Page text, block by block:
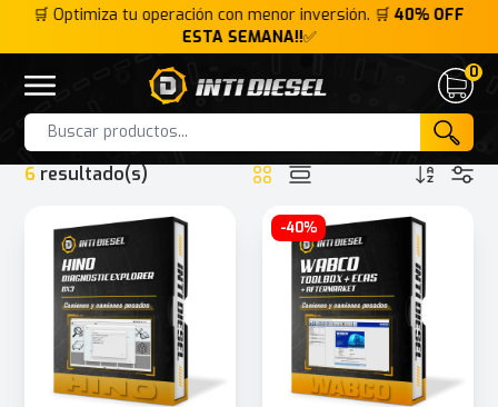
🛒 Optimiza tu operación con menor inversión. 🛒40% OFF
ESTA SEMANA!!✅
Open menu
Inti Diesel
Cart
0
HOME INTERFACE
Products
6 resultado(s)
-40%